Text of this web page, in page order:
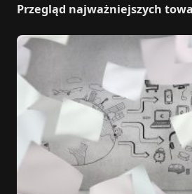
Przegląd najważniejszych